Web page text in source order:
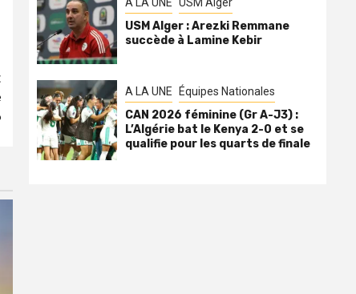
USM Alger : Arezki Remmane
succède à Lamine Kebir
A LA UNE Équipes Nationales
CAN 2026 féminine (Gr A-J3) :
L’Algérie bat le Kenya 2-0 et se
qualifie pour les quarts de finale